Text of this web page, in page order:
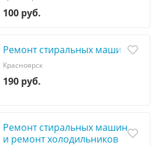
100 руб.
Ремонт стиральных машин
190 руб.
Красноярск
Ремонт стиральных машин
и ремонт холодильников